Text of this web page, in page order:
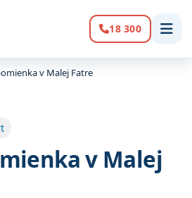
Volanie:
18 300
v Malej Fatre
v Malej